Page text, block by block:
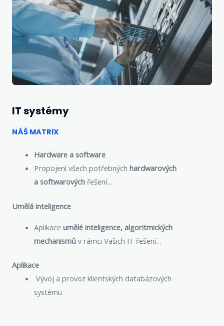
IT systémy
NÁŠ MATRIX
Hardware a software
Propojení všech potřebných hardwarových
a softwarovýchřešení…
Umělá inteligence
Aplikace umělé inteligence, algoritmických
mechanismův rámci Vašich IT řešení…
Aplikace
Vývoj a provoz klientských databázových
systému